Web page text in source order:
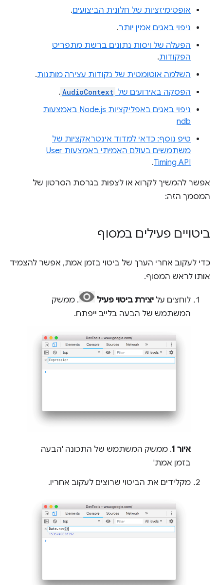
אופטימיזציות של חלונית הביצועים.
ניפוי באגים אמין יותר.
הפעלה של ויסות נתונים ברשת מתפריט
הפקודות.
השלמה אוטומטית של נקודות עצירה מותנות.
הפסקה באירועים של AudioContext
.
ניפוי באגים באפליקציות Node.js באמצעות
ndb
טיפ נוסף: כדאי למדוד אינטראקציות של
משתמשים בעולם האמיתי באמצעות User
Timing API
.
אפשר להמשיך לקרוא או לצפות בגרסת הסרטון של
המסמך הזה:
ביטויים פעילים במסוף
כדי לעקוב אחרי הערך של ביטוי בזמן אמת, אפשר להצמיד
אותו לראש המסוף.
לוחצים על יצירת ביטוי פעיל
. ממשק
המשתמש של הבעה בלייב ייפתח.
איור 1 . ממשק המשתמש של התכונה 'הבעה
בזמן אמת'
מקלידים את הביטוי שרוצים לעקוב אחריו.